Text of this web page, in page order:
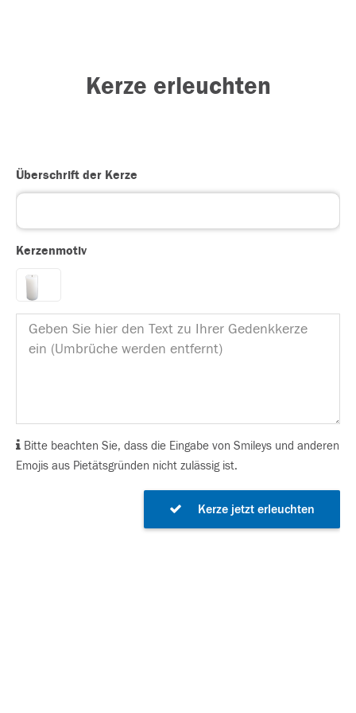
Kerze erleuchten
Überschrift der Kerze
Kerzenmotiv
Bitte beachten Sie, dass die Eingabe von Smileys und anderen
Emojis aus Pietätsgründen nicht zulässig ist.
Kerze jetzt erleuchten